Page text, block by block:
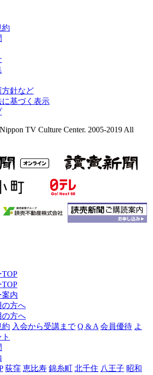
約
方針など
基づく表示
TV Culture Center. 2005-2019 All
TOP
TOP
案内
の方へ
の方へ
約 入会から受講まで Q & A 会員優待 よ
荻窪 恵比寿 錦糸町 北千住 八王子 昭和